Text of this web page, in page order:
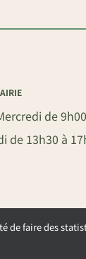
de
de 13h30 à
faire des